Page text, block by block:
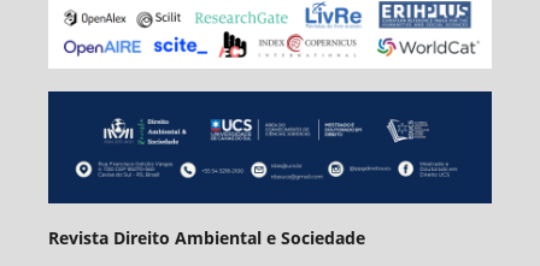
Revista Direito Ambiental e Sociedade